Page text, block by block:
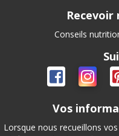
Conseils
Vos
Lorsque nous recueillons